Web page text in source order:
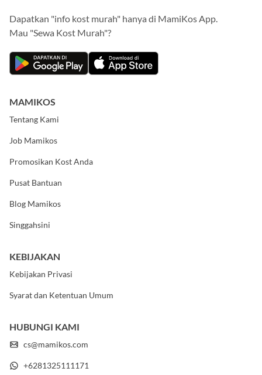
Dapatkan "info kost murah" hanya di MamiKos App.
Mau "Sewa Kost Murah"?
MAMIKOS
Tentang Kami
Job Mamikos
Promosikan Kost Anda
Pusat Bantuan
Blog Mamikos
Singgahsini
KEBIJAKAN
Kebijakan Privasi
Syarat dan Ketentuan Umum
HUBUNGI KAMI
cs@mamikos.com
+6281325111171